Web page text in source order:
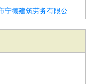
廊坊市宁德建筑劳务有限公司招聘设计总监